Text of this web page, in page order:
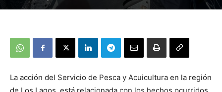
La acción del Servicio de Pesca y Acuicultura en la región